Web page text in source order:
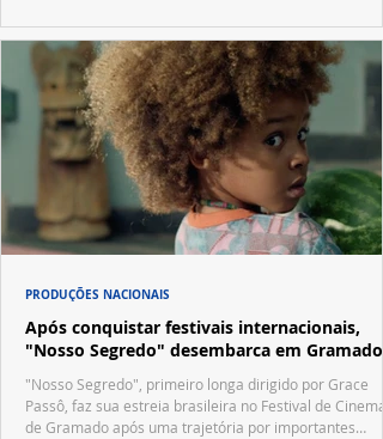
Após conquistar festivais internacionais,
"Nosso Segredo" desembarca em Gramado
"Nosso Segredo", primeiro longa dirigido por Grace
Passô, faz sua estreia brasileira no Festival de Cinema
de Gramado após uma trajetória por importantes
PRODUÇÕES NACIONAIS